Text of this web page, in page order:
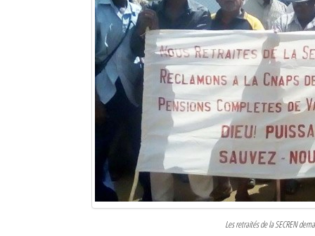
Les retraités de la SECREN